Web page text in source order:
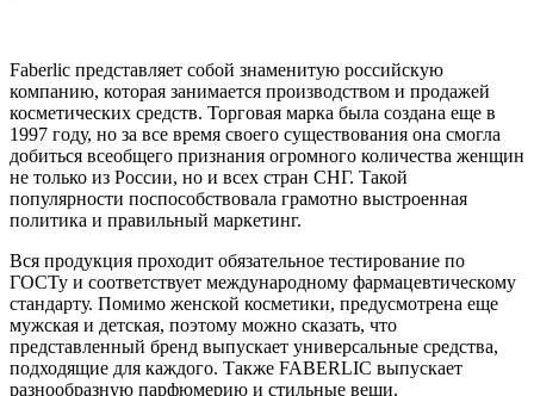
Faberlic представляет собой знаменитую российскую
компанию, которая занимается производством и продажей
косметических средств. Торговая марка была создана еще в
1997 году, но за все время своего существования она смогла
добиться всеобщего признания огромного количества женщин
не только из России, но и всех стран СНГ. Такой
популярности поспособствовала грамотно выстроенная
политика и правильный маркетинг.
Вся продукция проходит обязательное тестирование по
ГОСТу и соответствует международному фармацевтическому
стандарту. Помимо женской косметики, предусмотрена еще
мужская и детская, поэтому можно сказать, что
представленный бренд выпускает универсальные средства,
подходящие для каждого. Также FABERLIC выпускает
разнообразную парфюмерию и стильные вещи.